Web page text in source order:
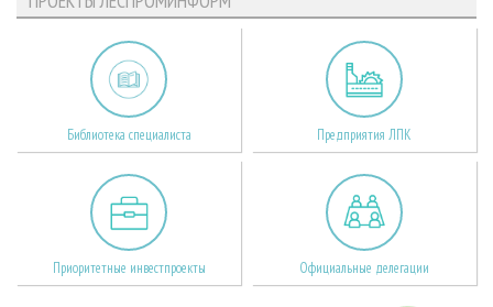
Библиотека специалиста Предприятия ЛПК
Приоритетные инвестпроекты Официальные делегации